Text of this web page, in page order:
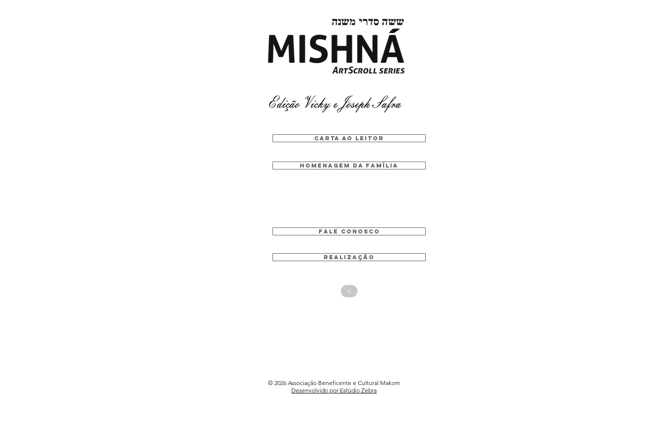
carta ao leitor
homenagem da família
fale conosco
realização
>
© 2026 Associação Beneficente e Cultural Makom
Desenvolvido por Estúdio Zebra